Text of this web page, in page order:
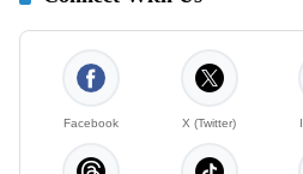
Facebook X (Twitter)